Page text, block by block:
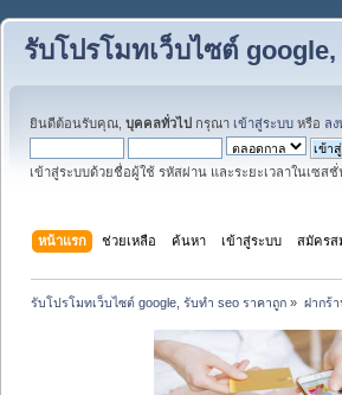
รับโปรโมทเว็บไซต์
ยินดีต้อนรับคุณ, บุคคลทั่วไป กรุณา เข้าสู่ระบบ หรือ ล
เข้าสู่ระบบด้วยชื่อผู้ใช้ รหัสผ่าน และระยะเวลาในเซส
หน้าแรก ช่วยเหลือ ค้นหา เข้าสู่ระบบ สมัครส
รับโปรโมทเว็บไซต์ google, รับทำ seo ราคาถูก » ฝากร้